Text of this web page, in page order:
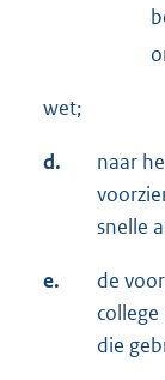
wet;
d.
naar
snelle
e.
de
die